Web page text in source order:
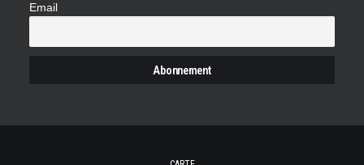
Email